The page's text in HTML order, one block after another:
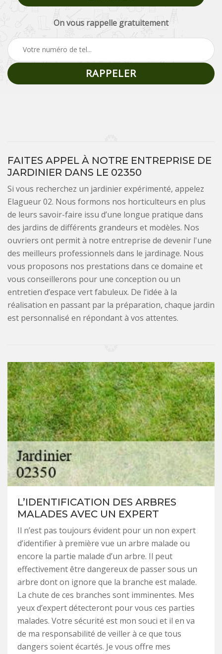
On vous rappelle gratuitement
FAITES APPEL À NOTRE ENTREPRISE DE
JARDINIER DANS LE 02350
Si vous recherchez un jardinier expérimenté, appelez
Elagueur 02. Nous formons nos horticulteurs en plus
de leurs savoir-faire issu d’une longue pratique dans
des jardins de différents grandeurs et modèles. Nos
ouvriers ont permit à notre entreprise de devenir l'une
des meilleurs professionnels dans le jardinage. Nous
vous proposons nos prestations dans ce domaine et
vous conseillerons pour une conception ou un
entretien d’espace vert fabuleux. De l’idée à la
réalisation en passant par la préparation, chaque jardin
est personnalisé en répondant à vos attentes.
L’IDENTIFICATION DES ARBRES
MALADES AVEC UN EXPERT
Il n’est pas toujours évident pour un non expert
d’identifier à première vue un arbre malade ou
encore la partie malade d’un arbre. Il peut
effectivement être dangereux de passer sous un
arbre dont on ignore que la branche est malade.
La chute de ces branches sont imminentes. Mes
yeux d’expert détecteront pour vous ces parties
malades. Votre sécurité est mon souci et il en va
de ma responsabilité de veiller à ce que tous
dangers soient écartés. Je vous offre mes